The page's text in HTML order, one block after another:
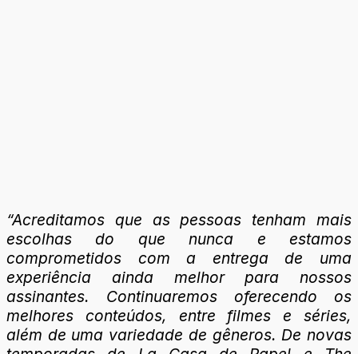
“Acreditamos que as pessoas tenham mais
escolhas do que nunca e estamos
comprometidos com a entrega de uma
experiência ainda melhor para nossos
assinantes. Continuaremos oferecendo os
melhores conteúdos, entre filmes e séries,
além de uma variedade de gêneros. De novas